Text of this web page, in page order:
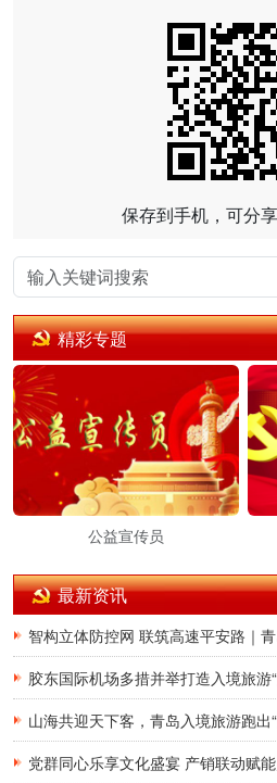
保存到手机，可分享
精彩专题
公益宣传员
最新资讯
党群同心乐享文化盛宴 产销联动赋